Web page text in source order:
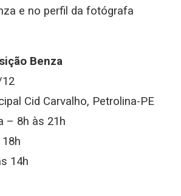
e no perfil da fotógrafa
Benza
Cid Carvalho, Petrolina-PE
– 8h às 21h
14h